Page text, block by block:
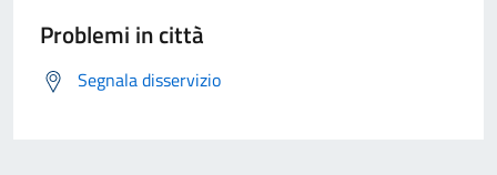
Problemi in città
Segnala disservizio